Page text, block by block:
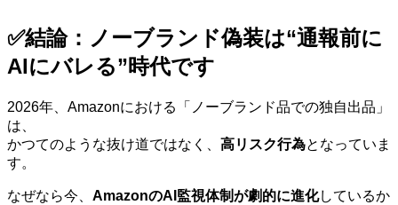
✅結論：ノーブランド偽装は“通報前に
AIにバレる”時代です
2026年、Amazonにおける「ノーブランド品での独自出品」
は、
かつてのような抜け道ではなく、 高リスク行為となっていま
す。
なぜなら今、 AmazonのAI監視体制が劇的に進化しているか